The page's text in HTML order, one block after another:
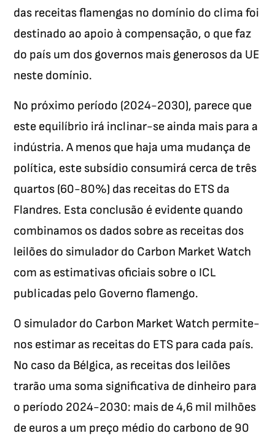
das receitas flamengas no domínio do clima foi
destinado ao apoio à compensação, o que faz
do país um dos governos mais generosos da UE
neste domínio.
No próximo período (2024-2030), parece que
este equilíbrio irá inclinar-se ainda mais para a
indústria. A menos que haja uma mudança de
política, este subsídio consumirá cerca de três
quartos (60-80%) das receitas do ETS da
Flandres. Esta conclusão é evidente quando
combinamos os dados sobre as receitas dos
leilões do simulador do Carbon Market Watch
com as estimativas oficiais sobre o ICL
publicadas pelo Governo flamengo.
O simulador do Carbon Market Watch permite-
nos estimar as receitas do ETS para cada país.
No caso da Bélgica, as receitas dos leilões
trarão uma soma significativa de dinheiro para
o período 2024-2030: mais de 4,6 mil milhões
de euros a um preço médio do carbono de 90